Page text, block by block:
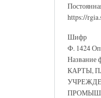
https://
Шифр
Ф. 1424
Название
КАРТЫ,